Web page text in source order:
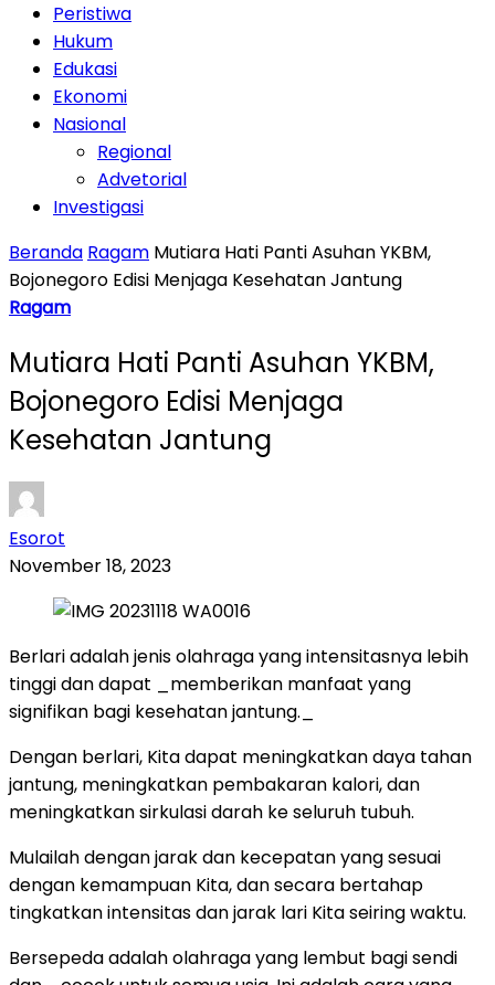
Peristiwa
Hukum
Edukasi
Ekonomi
Nasional
Regional
Advetorial
Investigasi
Beranda Ragam Mutiara Hati Panti Asuhan YKBM,
Bojonegoro Edisi Menjaga Kesehatan Jantung
Ragam
Mutiara Hati Panti Asuhan YKBM,
Bojonegoro Edisi Menjaga
Kesehatan Jantung
Esorot
November 18, 2023
Berlari adalah jenis olahraga yang intensitasnya lebih
tinggi dan dapat _memberikan manfaat yang
signifikan bagi kesehatan jantung._
Dengan berlari, Kita dapat meningkatkan daya tahan
jantung, meningkatkan pembakaran kalori, dan
meningkatkan sirkulasi darah ke seluruh tubuh.
Mulailah dengan jarak dan kecepatan yang sesuai
dengan kemampuan Kita, dan secara bertahap
tingkatkan intensitas dan jarak lari Kita seiring waktu.
Bersepeda adalah olahraga yang lembut bagi sendi